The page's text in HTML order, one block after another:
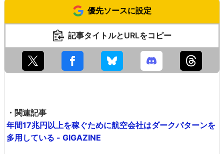
優先ソースに設定
記事タイトルとURLをコピー
・関連記事
年間17兆円以上を稼ぐために航空会社はダークパターンを
多用している - GIGAZINE